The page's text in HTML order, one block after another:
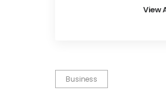
View
Business